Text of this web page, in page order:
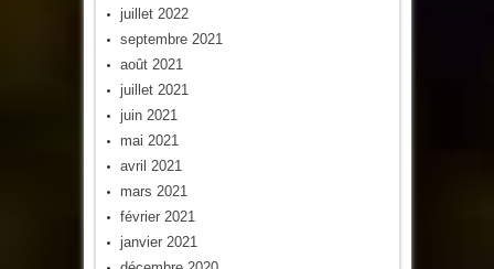
juillet 2022
septembre 2021
août 2021
juillet 2021
juin 2021
mai 2021
avril 2021
mars 2021
février 2021
janvier 2021